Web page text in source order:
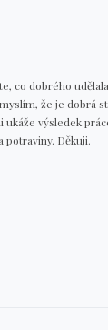
co dobrého
že je dobrá
výsledek
potraviny. Děkuji.